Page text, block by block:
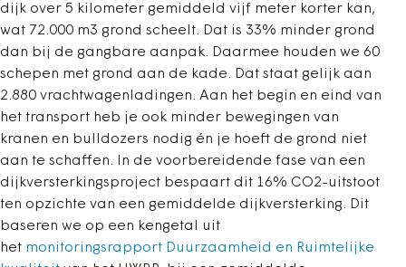
dijk over 5 kilometer gemiddeld vijf meter korter kan,
wat 72.000 m3 grond scheelt. Dat is 33% minder grond
dan bij de gangbare aanpak. Daarmee houden we 60
schepen met grond aan de kade. Dat staat gelijk aan
2.880 vrachtwagenladingen. Aan het begin en eind van
het transport heb je ook minder bewegingen van
kranen en bulldozers nodig én je hoeft de grond niet
aan te schaffen. In de voorbereidende fase van een
dijkversterkingsproject bespaart dit 16% CO2-uitstoot
ten opzichte van een gemiddelde dijkversterking. Dit
baseren we op een kengetal uit
het monitoringsrapport Duurzaamheid en Ruimtelijke